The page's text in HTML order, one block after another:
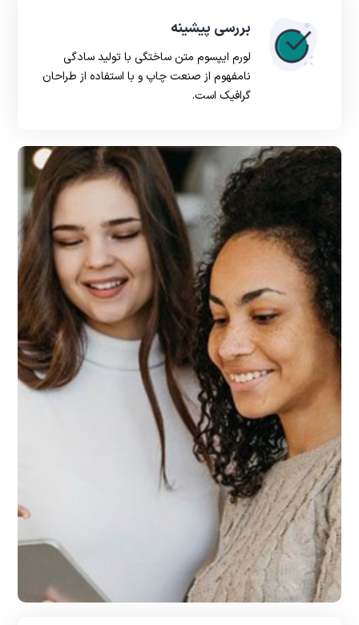
بررسی پیشینه
لورم ایپسوم متن ساختگی با تولید سادگی
نامفهوم از صنعت چاپ و با استفاده از طراحان
گرافیک است.